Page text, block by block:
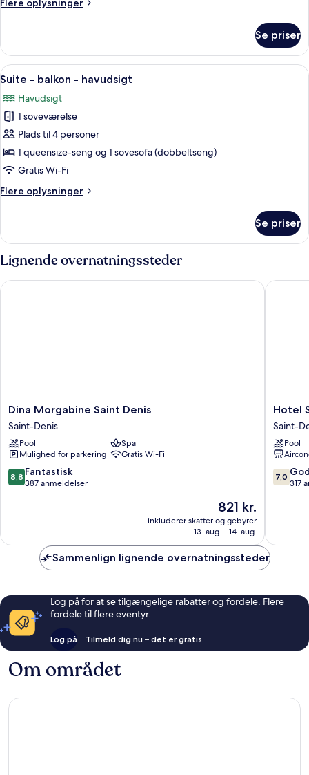
enkeltsenge
havudsigt
Flere oplysninger
værelse
2
-
balkon
havudsigt
Se priser
Indlæs
alle
billeder
af
Suite
-
balkon
havudsigt
Et hotelværelse med seng,
4
Suite - balkon - havudsigt
Havudsigt
1 soveværelse
Plads til 4 personer
1 queensize-seng og 1 sovesofa (dobbeltseng)
Gratis Wi-Fi
Flere oplysninger
Flere
-
balkon
-
havudsigt
Se priser
Lignende overnatningssteder
Dina
Morgabine
Saint
Denis
Saint-
Denis
Dina Morgabine Saint Denis
Saint-Denis
Pool
Spa
Mulighed for parkering
Gratis Wi-Fi
8.8
ud
anmeldelser
8,8 Fantastisk
387 anmeldelser
Prisen
821 kr.
821 kr.
inkluderer skatter og gebyrer
13. aug. - 14. aug.
Dina Morgabine Saint Denis
Hotel
Select
Saint-
Denis
Hotel
Saint-
Pool
7.0
ud
7,0
317
Hotel
Sammenlign lignende overnatningssteder
Log på for at se tilgængelige rabatter og fordele. Flere
fordele til flere eventyr.
Log på Tilmeld dig nu – det er gratis
Om området